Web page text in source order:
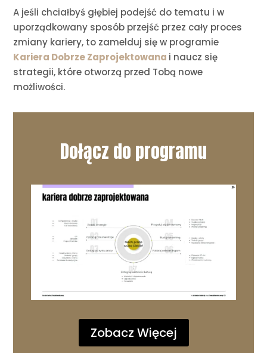
A jeśli chciałbyś głębiej podejść do tematu i w
uporządkowany sposób przejść przez cały proces
zmiany kariery, to zamelduj się w programie
Kariera Dobrze Zaprojektowana i naucz się
strategii, które otworzą przed Tobą nowe
możliwości.
Dołącz do programu
Zobacz Więcej